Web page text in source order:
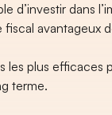
d’investir dans
avantageux
les plus
terme.